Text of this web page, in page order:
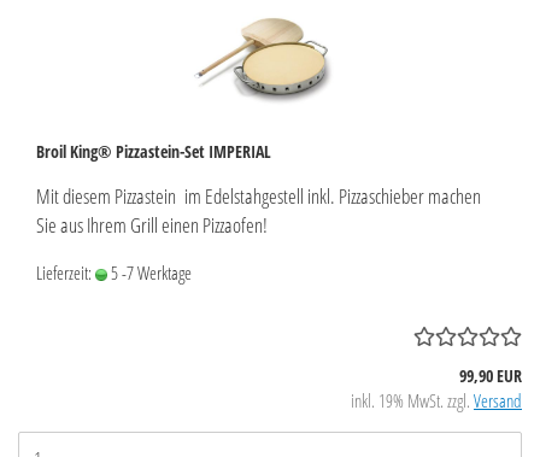
Broil King® Pizzastein-Set IMPERIAL
Mit diesem Pizzastein im Edelstahgestell inkl. Pizzaschieber machen
Sie aus Ihrem Grill einen Pizzaofen!
Lieferzeit: 5 -7 Werktage
99,90 EUR
inkl. 19% MwSt. zzgl. Versand